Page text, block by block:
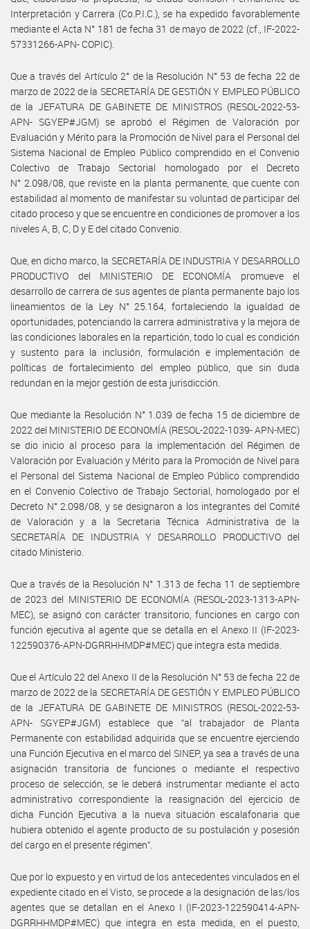
Interpretación y Carrera (Co.P.I.C.), se ha expedido favorablemente
mediante el Acta N° 181 de fecha 31 de mayo de 2022 (cf., IF-2022-
57331266-APN- COPIC).
Que a través del Artículo 2° de la Resolución N° 53 de fecha 22 de
marzo de 2022 de la SECRETARÍA DE GESTIÓN Y EMPLEO PÚBLICO
de la JEFATURA DE GABINETE DE MINISTROS (RESOL-2022-53-
APN- SGYEP#JGM) se aprobó el Régimen de Valoración por
Evaluación y Mérito para la Promoción de Nivel para el Personal del
Sistema Nacional de Empleo Público comprendido en el Convenio
Colectivo de Trabajo Sectorial homologado por el Decreto
N° 2.098/08, que reviste en la planta permanente, que cuente con
estabilidad al momento de manifestar su voluntad de participar del
citado proceso y que se encuentre en condiciones de promover a los
niveles A, B, C, D y E del citado Convenio.
Que, en dicho marco, la SECRETARÍA DE INDUSTRIA Y DESARROLLO
PRODUCTIVO del MINISTERIO DE ECONOMÍA promueve el
desarrollo de carrera de sus agentes de planta permanente bajo los
lineamientos de la Ley N° 25.164, fortaleciendo la igualdad de
oportunidades, potenciando la carrera administrativa y la mejora de
las condiciones laborales en la repartición, todo lo cual es condición
y sustento para la inclusión, formulación e implementación de
políticas de fortalecimiento del empleo público, que sin duda
redundan en la mejor gestión de esta jurisdicción.
Que mediante la Resolución N° 1.039 de fecha 15 de diciembre de
2022 del MINISTERIO DE ECONOMÍA (RESOL-2022-1039- APN-MEC)
se dio inicio al proceso para la implementación del Régimen de
Valoración por Evaluación y Mérito para la Promoción de Nivel para
el Personal del Sistema Nacional de Empleo Público comprendido
en el Convenio Colectivo de Trabajo Sectorial, homologado por el
Decreto N° 2.098/08, y se designaron a los integrantes del Comité
de Valoración y a la Secretaria Técnica Administrativa de la
SECRETARÍA DE INDUSTRIA Y DESARROLLO PRODUCTIVO del
citado Ministerio.
Que a través de la Resolución N° 1.313 de fecha 11 de septiembre
de 2023 del MINISTERIO DE ECONOMÍA (RESOL-2023-1313-APN-
MEC), se asignó con carácter transitorio, funciones en cargo con
función ejecutiva al agente que se detalla en el Anexo II (IF-2023-
122590376-APN-DGRRHHMDP#MEC) que integra esta medida.
Que el Artículo 22 del Anexo II de la Resolución N° 53 de fecha 22 de
marzo de 2022 de la SECRETARÍA DE GESTIÓN Y EMPLEO PÚBLICO
de la JEFATURA DE GABINETE DE MINISTROS (RESOL-2022-53-
APN- SGYEP#JGM) establece que “al trabajador de Planta
Permanente con estabilidad adquirida que se encuentre ejerciendo
una Función Ejecutiva en el marco del SINEP, ya sea a través de una
asignación transitoria de funciones o mediante el respectivo
proceso de selección, se le deberá instrumentar mediante el acto
administrativo correspondiente la reasignación del ejercicio de
dicha Función Ejecutiva a la nueva situación escalafonaria que
hubiera obtenido el agente producto de su postulación y posesión
del cargo en el presente régimen”.
Que por lo expuesto y en virtud de los antecedentes vinculados en el
expediente citado en el Visto, se procede a la designación de las/los
agentes que se detallan en el Anexo I (IF-2023-122590414-APN-
DGRRHHMDP#MEC) que integra en esta medida, en el puesto,